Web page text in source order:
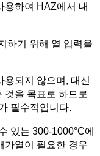
용하여 HAZ에서 내
하기 위해 열 입력을
용되지 않으며, 대신
것을 목표로 하므로
필수적입니다.
있는 300-1000°C에
가열이 필요한 경우